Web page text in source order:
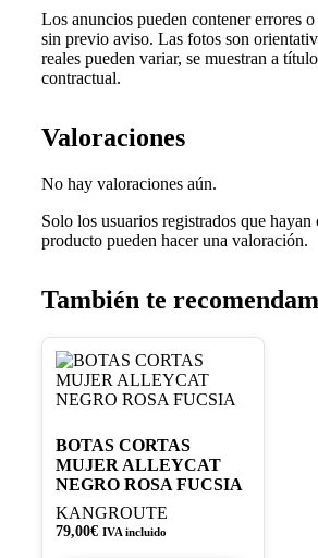
Los anuncios pueden contener errores
sin previo aviso. Las fotos son
reales pueden variar, se muestran a
contractual.
Valoraciones
No hay valoraciones aún.
Solo los usuarios registrados que hayan
producto pueden hacer una valoración.
También te
BOTAS CORTAS
MUJER ALLEYCAT
NEGRO ROSA FUCSIA
KANGROUTE
79,00€ IVA incluido
Este
producto
tiene
variantes.
Las
opciones
se
pueden
elegir